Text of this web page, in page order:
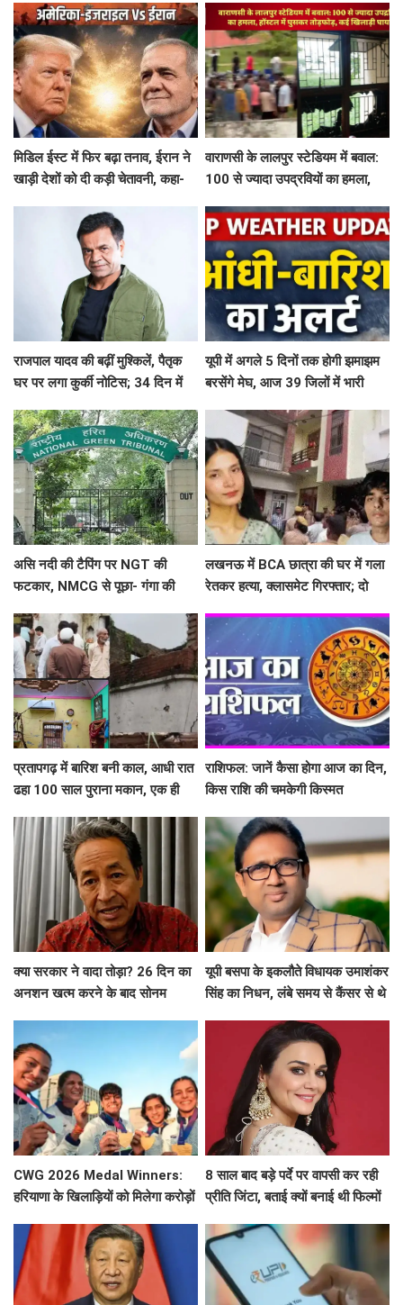
मिडिल ईस्ट में फिर बढ़ा तनाव, ईरान ने
खाड़ी देशों को दी कड़ी चेतावनी, कहा-
वाराणसी के लालपुर स्टेडियम में बवाल:
100 से ज्यादा उपद्रवियों का हमला,
खिलाड़ी घायल
राजपाल यादव की बढ़ीं मुश्किलें, पैतृक
घर पर लगा कुर्की नोटिस; 34 दिन में
नीलामी
यूपी में अगले 5 दिनों तक होगी झमाझम
बरसेंगे मेघ, आज 39 जिलों में भारी
असि नदी की टैपिंग पर NGT की
फटकार, NMCG से पूछा- गंगा की
लखनऊ में BCA छात्रा की घर में गला
रेतकर हत्या, क्लासमेट गिरफ्तार; दो
प्रतापगढ़ में बारिश बनी काल, आधी रात
ढहा 100 साल पुराना मकान, एक ही
राशिफल: जानें कैसा होगा आज का दिन,
किस राशि की चमकेगी किस्मत
क्या सरकार ने वादा तोड़ा? 26 दिन का
अनशन खत्म करने के बाद सोनम
यूपी बसपा के इकलौते विधायक उमाशंकर
सिंह का निधन, लंबे समय से कैंसर से थे
CWG 2026 Medal Winners:
हरियाणा के खिलाड़ियों को मिलेगा करोड़ों
8 साल बाद बड़े पर्दे पर वापसी कर रही
प्रीति जिंटा, बताई क्यों बनाई थी फिल्मों